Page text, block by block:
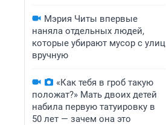
Мэрия Читы впервые
наняла отдельных людей,
которые убирают мусор с улиц
вручную
«Как тебя в гроб такую
положат?» Мать двоих детей
набила первую татуировку в
50 лет — зачем она это